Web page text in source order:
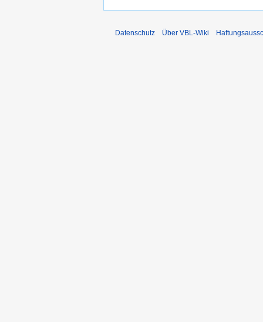
Datenschutz Über VBL-Wiki